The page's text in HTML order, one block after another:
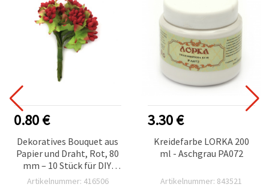
0.80 €
Dekoratives Bouquet aus
Papier und Draht, Rot, 80
mm – 10 Stück für DIY,
Bastelprojekte, Floristik,
Artikelnummer: 416506
3.30 €
Kreidefarbe LORKA 200
ml - Aschgrau PA072
Artikelnummer: 843521